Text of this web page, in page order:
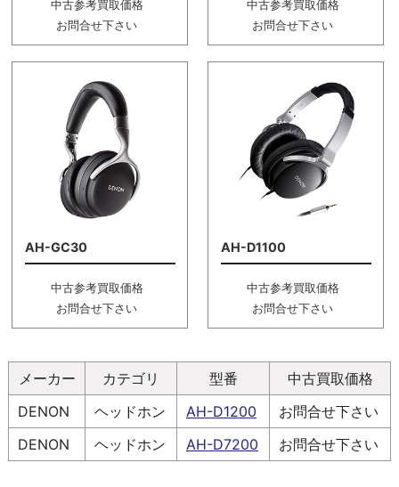
中古参考買取価格
お問合せ下さい
中古参考買取価格
お問合せ下さい
AH-GC30
中古参考買取価格
お問合せ下さい
AH-D1100
中古参考買取価格
お問合せ下さい
メーカー カテゴリ 型番
中古買取価格
DENON
ヘッドホン AH-D1200
お問合せ下さい
DENON
ヘッドホン AH-D7200 お問合せ下さい